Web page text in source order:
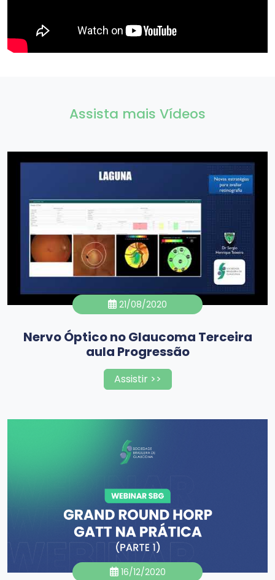
Assista mais Vídeos
21/08/2020
Nervo Óptico no Glaucoma Terceira
aula Progressão
Assistir >>
16/12/2020